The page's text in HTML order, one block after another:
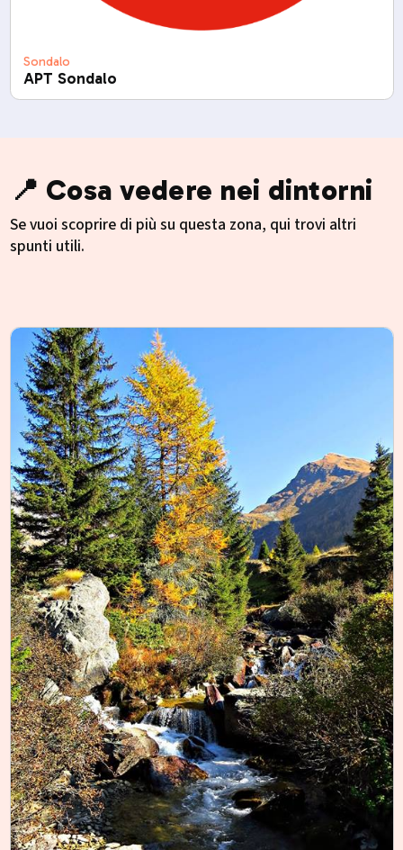
Sondalo
APT Sondalo
📍 Cosa vedere nei dintorni
Se vuoi scoprire di più su questa zona, qui trovi altri
spunti utili.